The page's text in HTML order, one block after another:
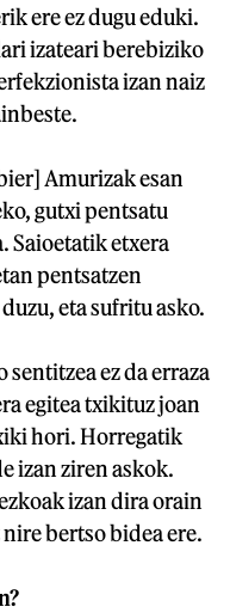
ere ez dugu eduki.
izateari berebiziko
izan naiz
Amurizak esan
gutxi pentsatu
Saioetatik etxera
pentsatzen
eta sufritu asko.
ez da erraza
egitea txikituz joan
hori. Horregatik
izan ziren askok.
izan dira orain
bertso bidea ere.